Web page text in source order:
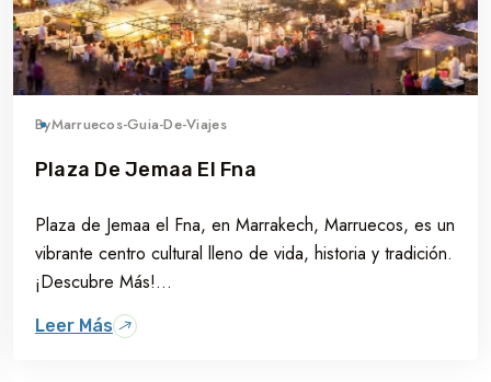
ByMarruecos-Guia-De-Viajes
Plaza De Jemaa El Fna
Plaza de Jemaa el Fna, en Marrakech, Marruecos, es un
vibrante centro cultural lleno de vida, historia y tradición.
¡Descubre Más!...
Leer Más